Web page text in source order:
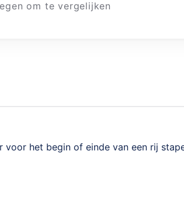
om te vergelijken
het begin of einde van een rij